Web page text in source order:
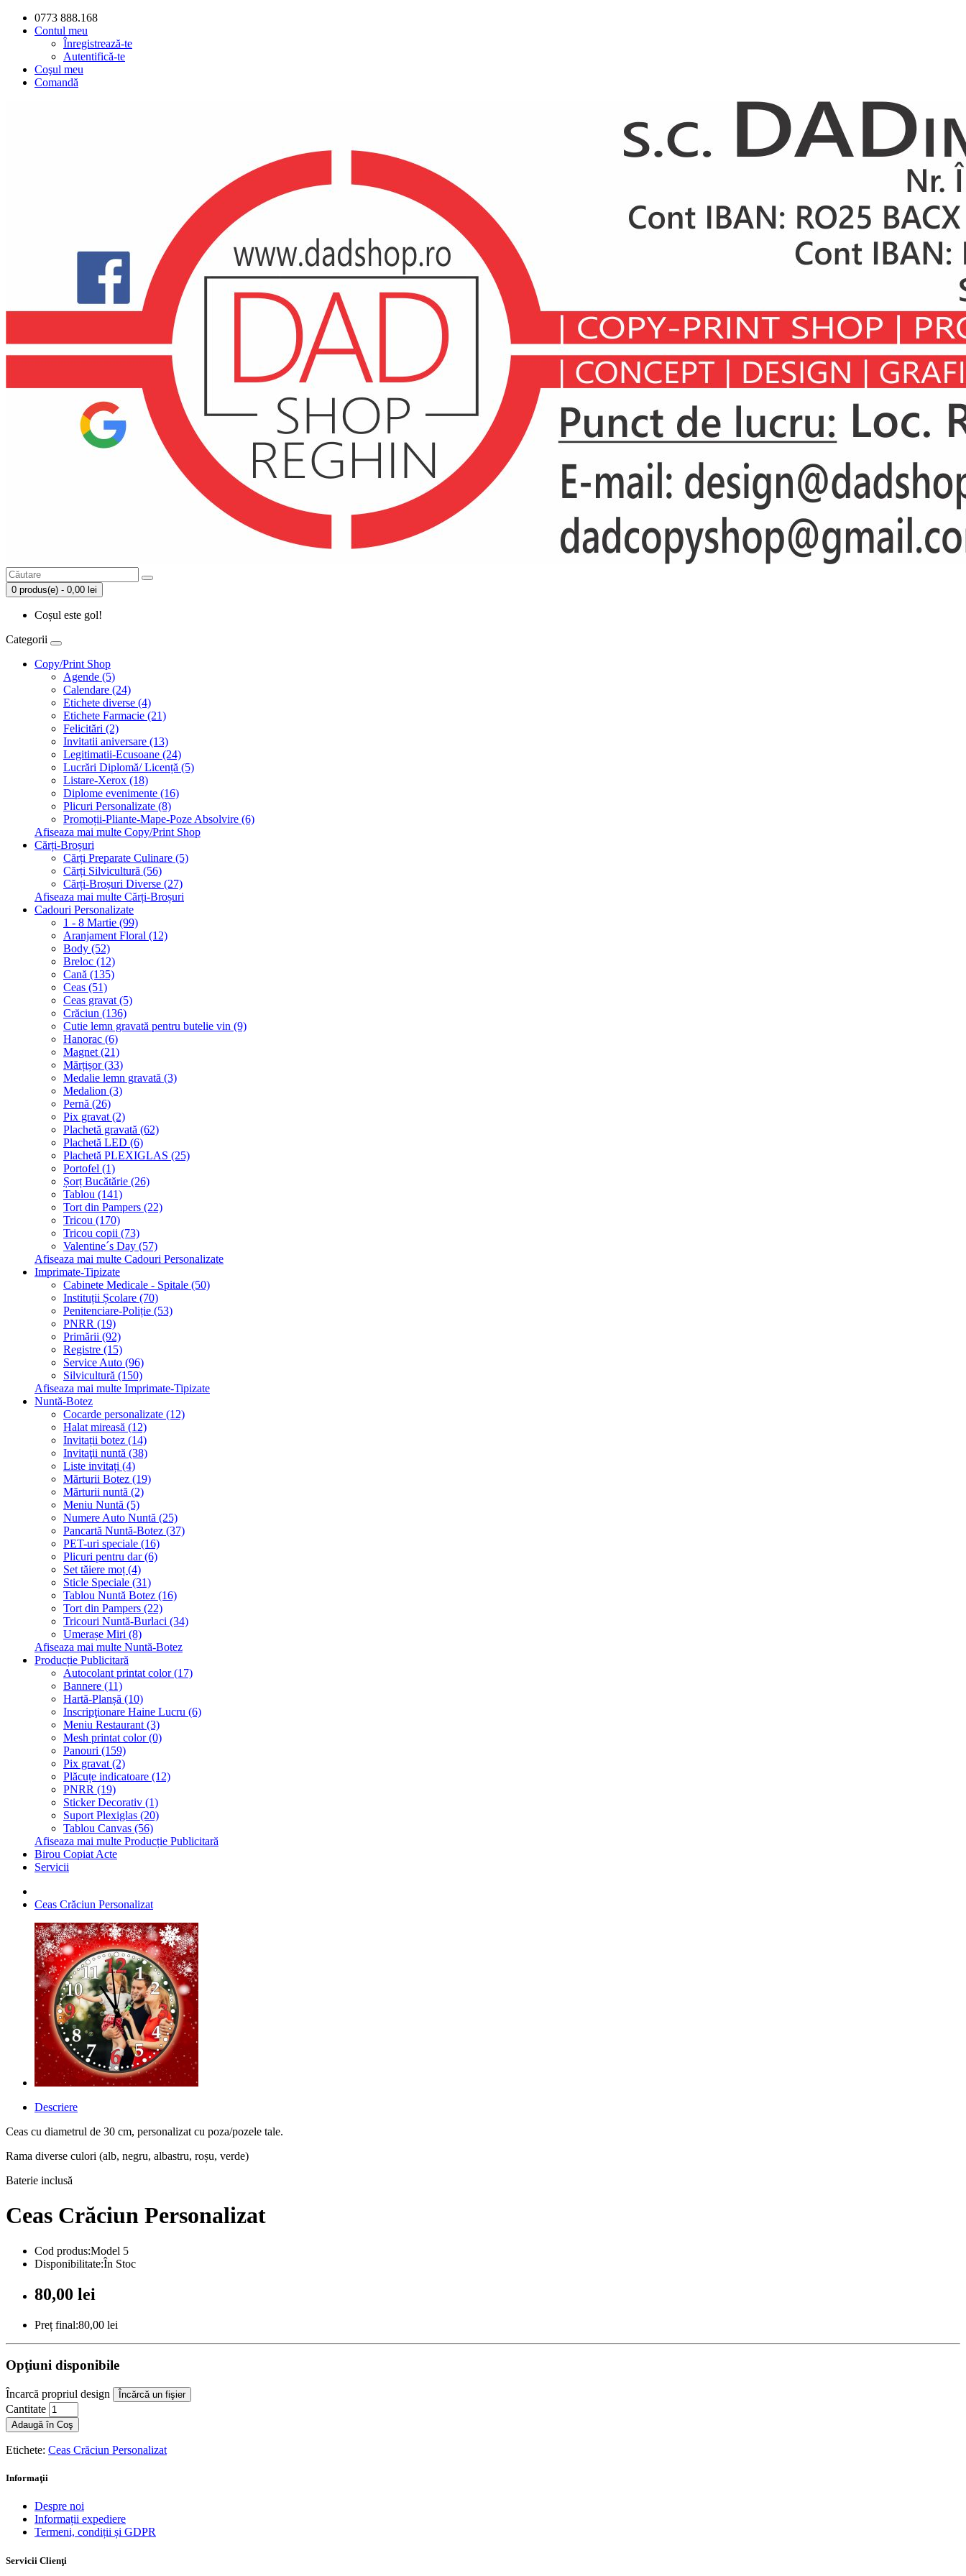
0773 888.168
Contul meu
Înregistrează-te
Autentifică-te
Coşul meu
Comandă
0 produs(e) - 0,00 lei
Coșul este gol!
Categorii
Copy/Print Shop
Agende (5)
Calendare (24)
Etichete diverse (4)
Etichete Farmacie (21)
Felicitări (2)
Invitatii aniversare (13)
Legitimatii-Ecusoane (24)
Lucrări Diplomă/ Licență (5)
Listare-Xerox (18)
Diplome evenimente (16)
Plicuri Personalizate (8)
Promoții-Pliante-Mape-Poze Absolvire (6)
Afiseaza mai multe Copy/Print Shop
Cărți-Broșuri
Cărți Preparate Culinare (5)
Cărți Silvicultură (56)
Cărți-Broșuri Diverse (27)
Afiseaza mai multe Cărți-Broșuri
Cadouri Personalizate
1 - 8 Martie (99)
Aranjament Floral (12)
Body (52)
Breloc (12)
Cană (135)
Ceas (51)
Ceas gravat (5)
Crăciun (136)
Cutie lemn gravată pentru butelie vin (9)
Hanorac (6)
Magnet (21)
Mărțișor (33)
Medalie lemn gravată (3)
Medalion (3)
Pernă (26)
Pix gravat (2)
Plachetă gravată (62)
Plachetă LED (6)
Plachetă PLEXIGLAS (25)
Portofel (1)
Șorț Bucătărie (26)
Tablou (141)
Tort din Pampers (22)
Tricou (170)
Tricou copii (73)
Valentine´s Day (57)
Afiseaza mai multe Cadouri Personalizate
Imprimate-Tipizate
Cabinete Medicale - Spitale (50)
Instituții Școlare (70)
Penitenciare-Poliție (53)
PNRR (19)
Primării (92)
Registre (15)
Service Auto (96)
Silvicultură (150)
Afiseaza mai multe Imprimate-Tipizate
Nuntă-Botez
Cocarde personalizate (12)
Halat mireasă (12)
Invitații botez (14)
Invitaţii nuntă (38)
Liste invitați (4)
Mărturii Botez (19)
Mărturii nuntă (2)
Meniu Nuntă (5)
Numere Auto Nuntă (25)
Pancartă Nuntă-Botez (37)
PET-uri speciale (16)
Plicuri pentru dar (6)
Set tăiere moț (4)
Sticle Speciale (31)
Tablou Nuntă Botez (16)
Tort din Pampers (22)
Tricouri Nuntă-Burlaci (34)
Umerașe Miri (8)
Afiseaza mai multe Nuntă-Botez
Producție Publicitară
Autocolant printat color (17)
Bannere (11)
Hartă-Planșă (10)
Inscripţionare Haine Lucru (6)
Meniu Restaurant (3)
Mesh printat color (0)
Panouri (159)
Pix gravat (2)
Plăcuțe indicatoare (12)
PNRR (19)
Sticker Decorativ (1)
Suport Plexiglas (20)
Tablou Canvas (56)
Afiseaza mai multe Producție Publicitară
Birou Copiat Acte
Servicii
Ceas Crăciun Personalizat
Descriere
Ceas cu diametrul de 30 cm, personalizat cu poza/pozele tale.
Rama diverse culori (alb, negru, albastru, roșu, verde)
Baterie inclusă
Ceas Crăciun Personalizat
Cod produs:Model 5
Disponibilitate:În Stoc
80,00 lei
Preț final:80,00 lei
Opţiuni disponibile
Încarcă propriul design Încărcă un fişier
Cantitate
Adaugă în Coş
Etichete: Ceas Crăciun Personalizat
Informaţii
Despre noi
Informații expediere
Termeni, condiții și GDPR
Servicii Clienţi